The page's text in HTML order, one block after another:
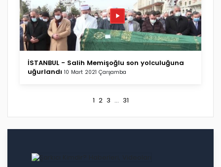
İSTANBUL - Salih Memişoğlu son yolculuğuna
uğurlandı 10 Mart 2021 Çarşamba
1 2 3 ... 31